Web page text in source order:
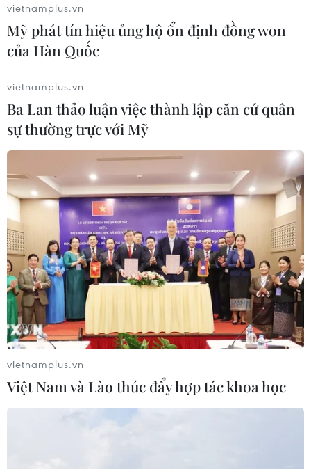
#Khách sạn
#Ấn Độ-Trung Quốc
#Bộ trưởng Quốc phòng Ấn Độ
#Nirmala Sitharaman
#tin tức thời sự
#tin tức hot
#thời sự thế giới
#VietnamPlus
Ấn Độ Trung Quốc
Theo dõi VietnamPlus
vietnamplus.vn
Mỹ phát tín hiệu ủng hộ ổn định đồng won
của Hàn Quốc
vietnamplus.vn
Ba Lan thảo luận việc thành lập căn cứ quân
sự thường trực với Mỹ
vietnamplus.vn
Việt Nam và Lào thúc đẩy hợp tác khoa học